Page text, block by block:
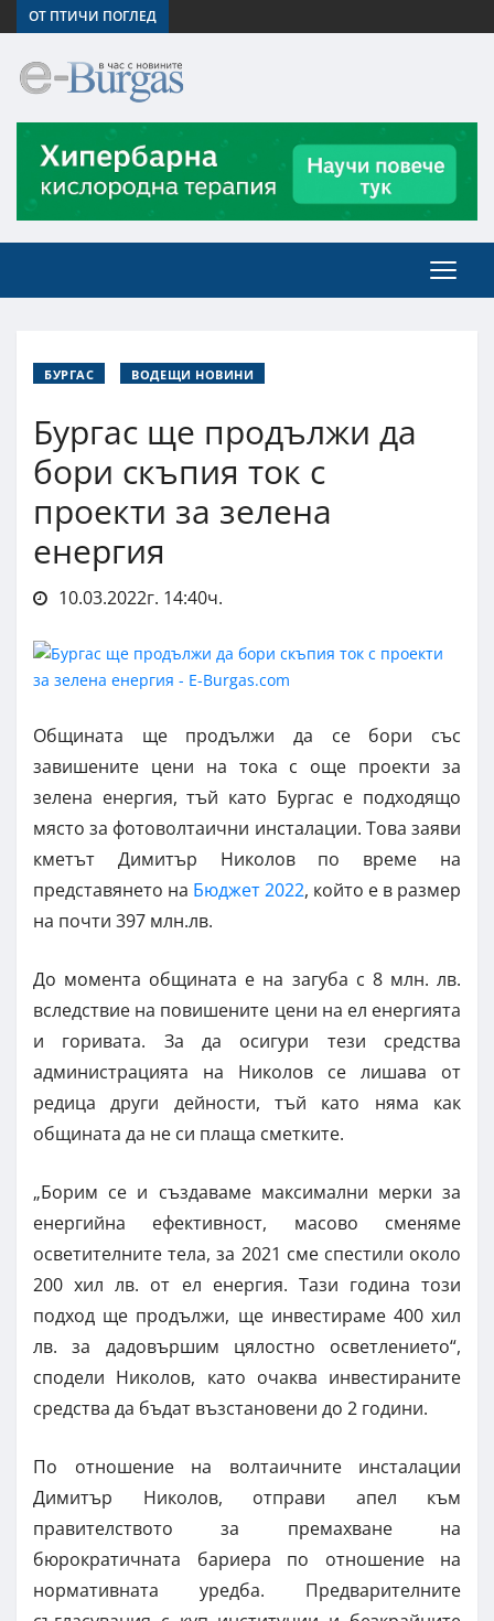
ОТ ПТИЧИ ПОГЛЕД
БУРГАС ВОДЕЩИ НОВИНИ
Бургас ще продължи да
бори скъпия ток с
проекти за зелена
енергия
10.03.2022г. 14:40ч.
Общината ще продължи да се бори със
завишените цени на тока с още проекти за
зелена енергия, тъй като Бургас е подходящо
място за фотоволтаични инсталации. Това заяви
кметът Димитър Николов по време на
представянето на Бюджет 2022, който е в размер
на почти 397 млн.лв.
До момента общината е на загуба с 8 млн. лв.
вследствие на повишените цени на ел енергията
и горивата. За да осигури тези средства
администрацията на Николов се лишава от
редица други дейности, тъй като няма как
общината да не си плаща сметките.
„Борим се и създаваме максимални мерки за
енергийна ефективност, масово сменяме
осветителните тела, за 2021 сме спестили около
200 хил лв. от ел енергия. Тази година този
подход ще продължи, ще инвестираме 400 хил
лв. за дадовършим цялостно осветлението“,
сподели Николов, като очаква инвестираните
средства да бъдат възстановени до 2 години.
По отношение на волтаичните инсталации
Димитър Николов, отправи апел към
правителството за премахване на
бюрократичната бариера по отношение на
нормативната уредба. Предварителните